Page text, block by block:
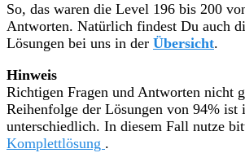
So, das waren die Level 196 bis 200
Antworten. Natürlich findest Du auch
Lösungen bei uns in der Übersicht.
Hinweis
Richtigen Fragen und Antworten nicht
Reihenfolge der Lösungen von 94% ist
unterschiedlich. In diesem Fall nutze
Komplettlösung .